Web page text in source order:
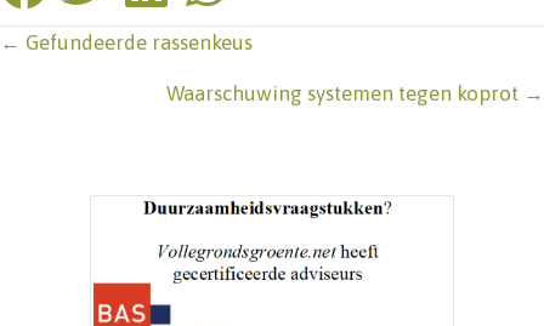
Posts
navigation
← Gefundeerde rassenkeus
Waarschuwing systemen tegen koprot →